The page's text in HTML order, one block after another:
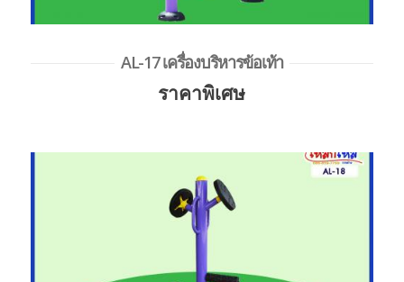
AL-17 เครื่องบริหารข้อเท้า
ราคาพิเศษ